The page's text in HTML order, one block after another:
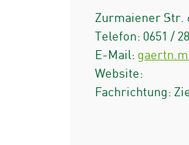
Zurmaiener Str.
Telefon: 0651 /
E-Mail:
Website:
Fachrichtung: